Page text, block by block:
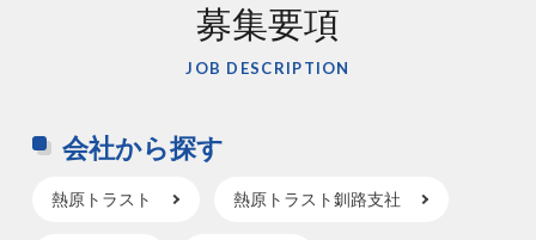
募集要項
JOB DESCRIPTION
会社から探す
熱原トラスト 熱原トラスト釧路支社